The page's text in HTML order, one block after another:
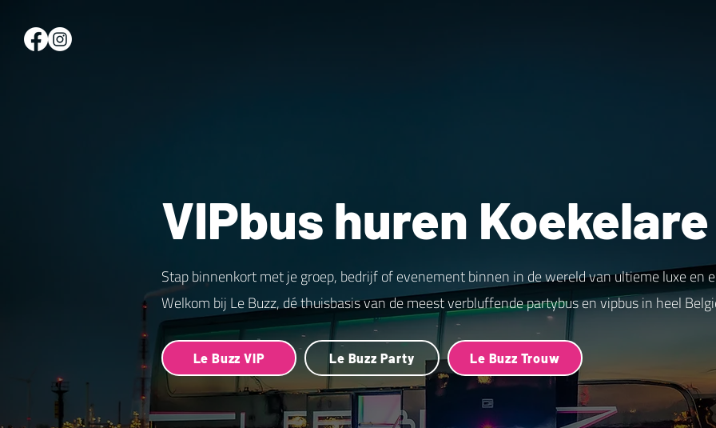
VIPbus huren Koekelare
Stap binnenkort met je groep, bedrijf of evenement binnen in de wereld van ultieme luxe en
Welkom bij Le Buzz, dé thuisbasis van de meest verbluffende partybus en vipbus in heel
Le Buzz VIP Le Buzz Party Le Buzz Trouw